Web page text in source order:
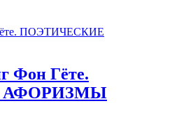
Фон Гёте.
АФОРИЗМЫ